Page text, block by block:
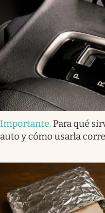
Importante. Para qué
auto y cómo usarla